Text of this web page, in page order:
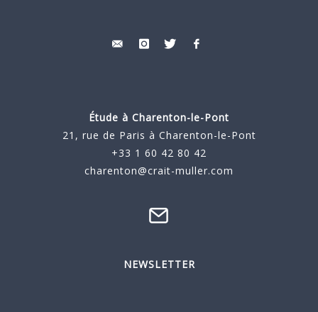
Étude à Charenton-le-Pont
21, rue de Paris à Charenton-le-Pont
+33 1 60 42 80 42
charenton@crait-muller.com
NEWSLETTER